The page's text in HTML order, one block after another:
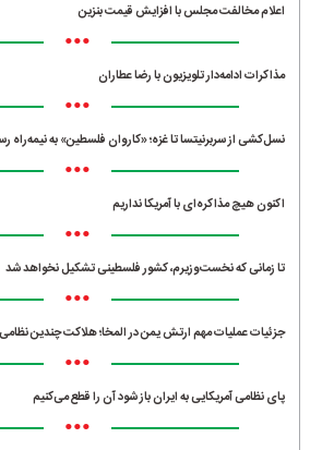
اعلام مخالفت مجلس با افزایش قیمت بنزین
•••
مذاکرات ادامه‌دار تلویزیون با رضا عطاران
•••
نسل‌کشی از سربرنیتسا تا غزه؛ «کاروان فلسطین» به نیمه‌راه
•••
اکنون هیچ مذاکره‌ای با آمریکا نداریم
•••
تا زمانی که نخست‌وزیرم، کشور فلسطینی تشکیل نخواهد شد
•••
جزئیات عملیات مهم ارتش یمن در المخا؛ هلاکت چندین
•••
پای نظامی آمریکایی به ایران باز شود آن را قطع می‌کنیم
•••